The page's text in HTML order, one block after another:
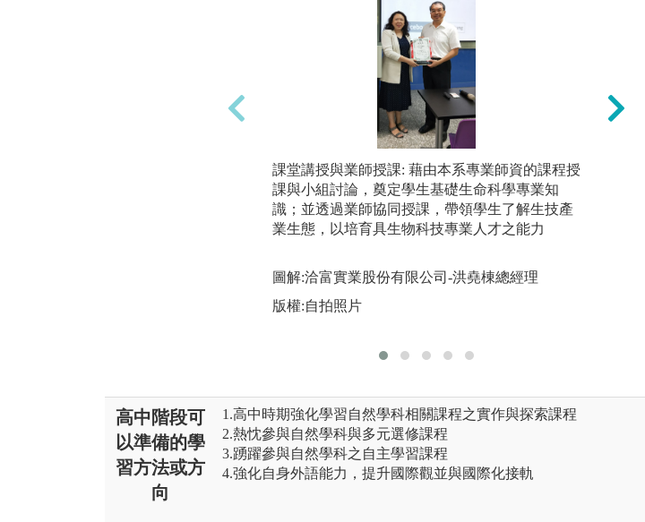
課堂講授與業師授課: 藉由本系專業師資的課程授
課與小組討論，奠定學生基礎生命科學專業知
識；並透過業師協同授課，帶領學生了解生技產
業生態，以培育具生物科技專業人才之能力
圖解:洽富實業股份有限公司-洪堯棟總經理
版權:自拍照片
高中階段可
以準備的學
習方法或方
向
1.高中時期強化學習自然學科相關課程之實作與探索課程
2.熱忱參與自然學科與多元選修課程
3.踴躍參與自然學科之自主學習課程
4.強化自身外語能力，提升國際觀並與國際化接軌